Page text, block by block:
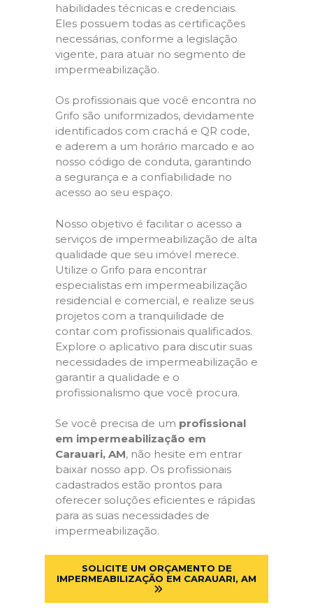
habilidades técnicas e credenciais.
Eles possuem todas as certificações
necessárias, conforme a legislação
vigente, para atuar no segmento de
impermeabilização.
Os profissionais que você encontra no
Grifo são uniformizados, devidamente
identificados com crachá e QR code,
e aderem a um horário marcado e ao
nosso código de conduta, garantindo
a segurança e a confiabilidade no
acesso ao seu espaço.
Nosso objetivo é facilitar o acesso a
serviços de impermeabilização de alta
qualidade que seu imóvel merece.
Utilize o Grifo para encontrar
especialistas em impermeabilização
residencial e comercial, e realize seus
projetos com a tranquilidade de
contar com profissionais qualificados.
Explore o aplicativo para discutir suas
necessidades de impermeabilização e
garantir a qualidade e o
profissionalismo que você procura.
Se você precisa de um profissional
em impermeabilização em
Carauari, AM, não hesite em entrar
baixar nosso app. Os profissionais
cadastrados estão prontos para
oferecer soluções eficientes e rápidas
para as suas necessidades de
impermeabilização.
SOLICITE UM ORÇAMENTO DE
IMPERMEABILIZAÇÃO EM CARAUARI, AM